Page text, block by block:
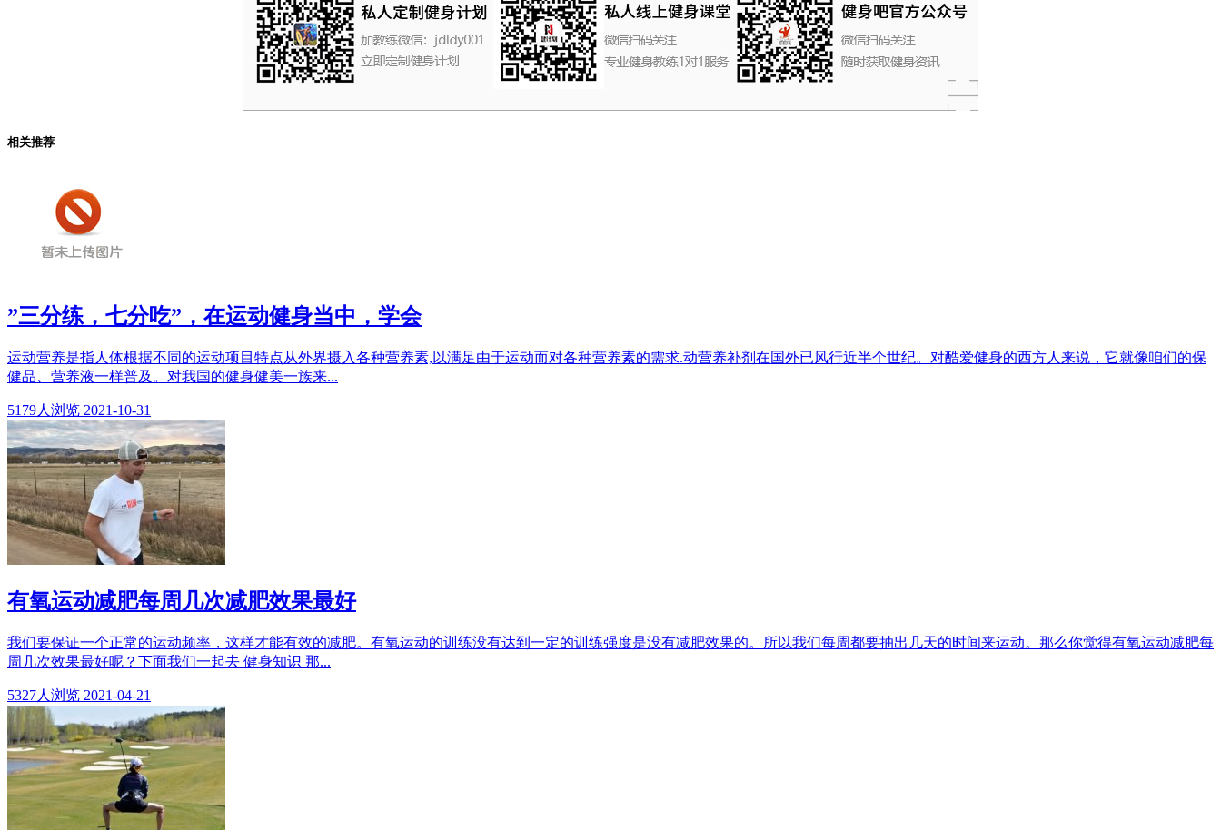
相关推荐
”三分练，七分吃”，在运动健身当中，学会
运动营养是指人体根据不同的运动项目特点从外界摄入各种营养素,以满足由于运动而对各种营养素的需求.动营养补剂在国外已风行近半个世纪。对酷爱健身的西方人来说，它就像咱们的保
健品、营养液一样普及。对我国的健身健美一族来...
5179人浏览 2021-10-31
有氧运动减肥每周几次减肥效果最好
我们要保证一个正常的运动频率，这样才能有效的减肥。有氧运动的训练没有达到一定的训练强度是没有减肥效果的。所以我们每周都要抽出几天的时间来运动。那么你觉得有氧运动减肥每
周几次效果最好呢？下面我们一起去 健身知识 那...
5327人浏览 2021-04-21